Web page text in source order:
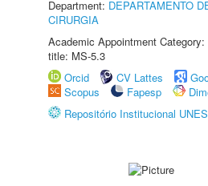
Department: DEPARTAMENTO
CIRURGIA
Academic Appointment
title: MS-5.3
Orcid
CV Lattes
Scopus
Fapesp
Repositório Institucional